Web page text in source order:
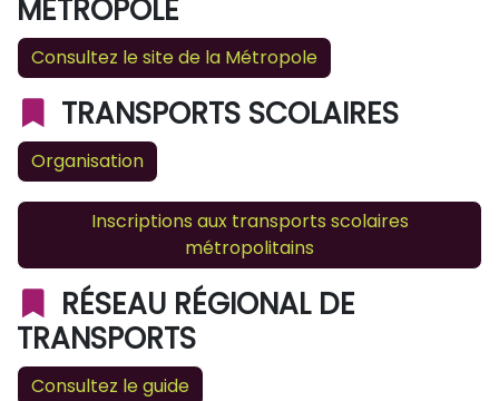
MÉTROPOLE
Consultez le site de la Métropole
TRANSPORTS SCOLAIRES
Organisation
Inscriptions aux transports scolaires
métropolitains
RÉSEAU RÉGIONAL DE
TRANSPORTS
Consultez le guide